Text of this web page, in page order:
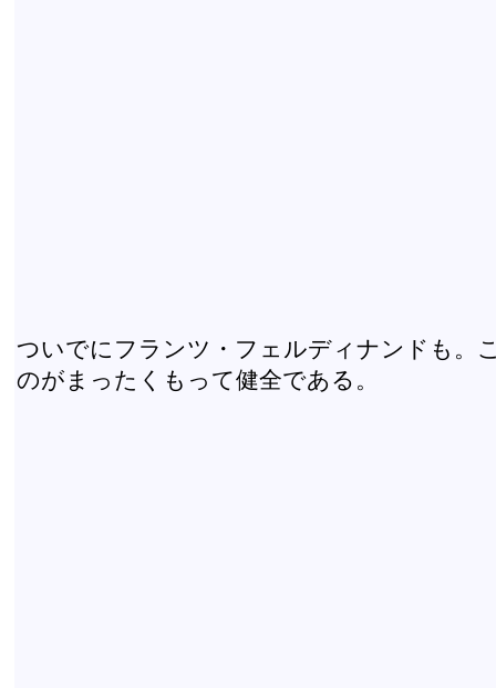
ついでにフランツ・フェルディナンドも。
のがまったくもって健全である。